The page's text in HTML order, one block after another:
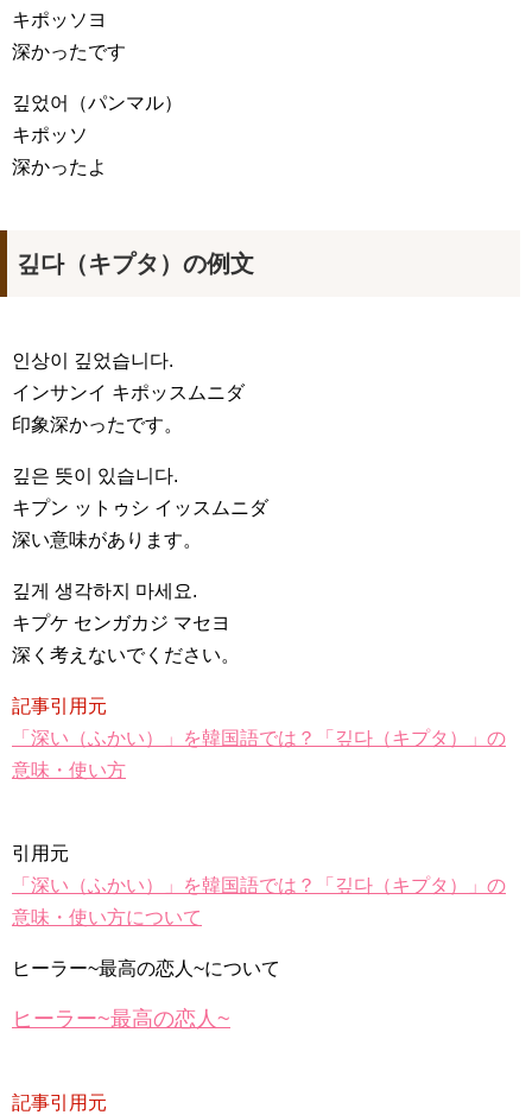
キポッソヨ
深かったです
깊었어
（パンマル）
キポッソ
深かったよ
깊다（キプタ）の例文
인상이 깊었습니다.
インサンイ キポッスムニダ
印象深かったです。
깊은 뜻이 있습니다.
キプン ットゥシ イッスムニダ
深い意味があります。
깊게 생각하지 마세요.
キプケ センガカジ マセヨ
深く考えないでください。
記事引用元
「深い（ふかい）」を韓国語では？「깊다（キプタ）」の
意味・使い方
引用元
「深い（ふかい）」を韓国語では？「깊다（キプタ）」の
意味・使い方について
ヒーラー~最高の恋人~について
ヒーラー~最高の恋人~
記事引用元